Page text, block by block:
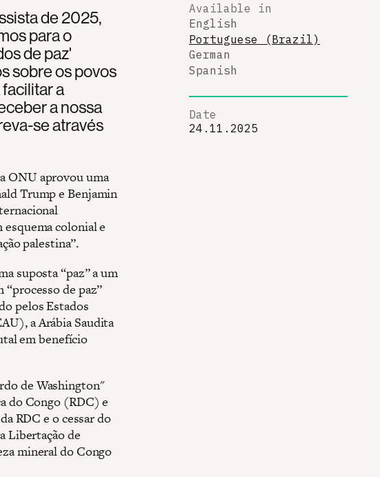
de 2025,
para o
de paz'
sobre os povos
a
a nossa
se através
ONU aprovou uma
Trump e Benjamin
colonial e
palestina”.
suposta “paz” a um
de paz”
pelos Estados
a Arábia Saudita
em benefício
de Washington"
do Congo (RDC) e
RDC e o cessar do
Libertação de
mineral do Congo
Available in
English
Portuguese (Brazil)
German
Spanish
Date
24.11.2025